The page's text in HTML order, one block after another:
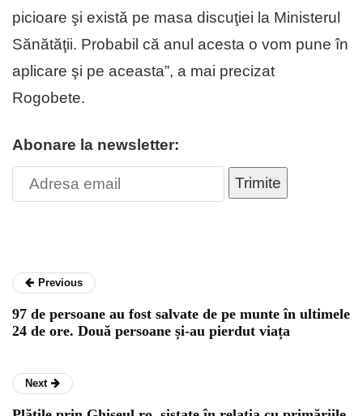
picioare şi există pe masa discuţiei la Ministerul
Sănătăţii. Probabil că anul acesta o vom pune în
aplicare şi pe aceasta”, a mai precizat
Rogobete.
Abonare la newsletter:
Trimite
Previous
97 de persoane au fost salvate de pe munte în ultimele
24 de ore. Două persoane și-au pierdut viața
Next